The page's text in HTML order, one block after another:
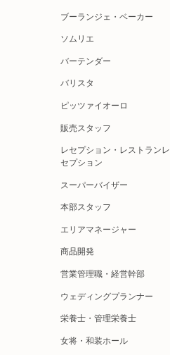
ブーランジェ・ベーカー
ソムリエ
バーテンダー
バリスタ
ピッツァイオーロ
販売スタッフ
レセプション・レストランレ
セプション
スーパーバイザー
本部スタッフ
エリアマネージャー
商品開発
営業管理職・経営幹部
ウェディングプランナー
栄養士・管理栄養士
女将・和装ホール